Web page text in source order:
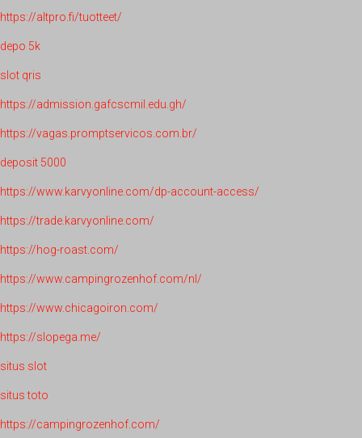
https://altpro.fi/tuotteet/
depo 5k
slot qris
https://admission.gafcscmil.edu.gh/
https://vagas.promptservicos.com.br/
deposit 5000
https://www.karvyonline.com/dp-account-access/
https://trade.karvyonline.com/
https://hog-roast.com/
https://www.campingrozenhof.com/nl/
https://www.chicagoiron.com/
https://slopega.me/
situs slot
situs toto
https://campingrozenhof.com/